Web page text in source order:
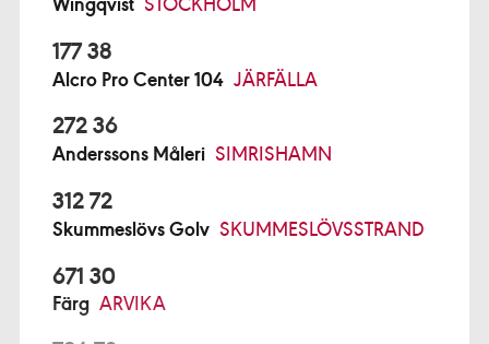
177 38
Alcro Pro Center 104 JÄRFÄLLA
272 36
Anderssons Måleri SIMRISHAMN
312 72
Skummeslövs Golv SKUMMESLÖVSSTRAND
671 30
Färg ARVIKA